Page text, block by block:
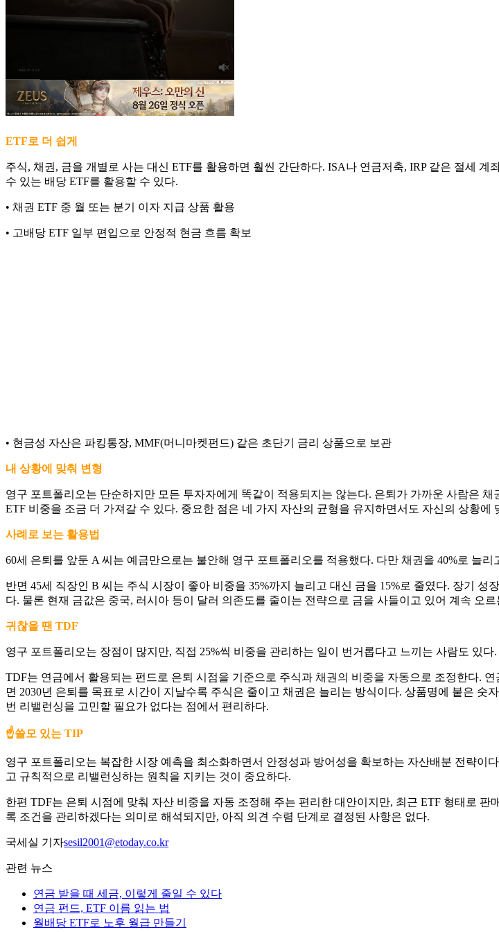
ETF로 더 쉽게
주식, 채권, 금을 개별로 사는 대신 ETF를 활용하면 훨씬 간단하다. ISA나 연금저축, IRP 같은 절세
수 있는 배당 ETF를 활용할 수 있다.
• 채권 ETF 중 월 또는 분기 이자 지급 상품 활용
• 고배당 ETF 일부 편입으로 안정적 현금 흐름 확보
• 현금성 자산은 파킹통장, MMF(머니마켓펀드) 같은 초단기 금리 상품으로 보관
내 상황에 맞춰 변형
영구 포트폴리오는 단순하지만 모든 투자자에게 똑같이 적용되지는 않는다. 은퇴가 가까운 사람은
ETF 비중을 조금 더 가져갈 수 있다. 중요한 점은 네 가지 자산의 균형을 유지하면서도 자신의 상황에
사례로 보는 활용법
60세 은퇴를 앞둔 A 씨는 예금만으로는 불안해 영구 포트폴리오를 적용했다. 다만 채권을 40%로 늘
반면 45세 직장인 B 씨는 주식 시장이 좋아 비중을 35%까지 늘리고 대신 금을 15%로 줄였다. 장기
다. 물론 현재 금값은 중국, 러시아 등이 달러 의존도를 줄이는 전략으로 금을 사들이고 있어 계속 오
귀찮을 땐 TDF
영구 포트폴리오는 장점이 많지만, 직접 25%씩 비중을 관리하는 일이 번거롭다고 느끼는 사람도 있
TDF는 연금에서 활용되는 펀드로 은퇴 시점을 기준으로 주식과 채권의 비중을 자동으로 조정한다.
면 2030년 은퇴를 목표로 시간이 지날수록 주식은 줄이고 채권은 늘리는 방식이다. 상품명에 붙은
번 리밸런싱을 고민할 필요가 없다는 점에서 편리하다.
☝️쓸모 있는 TIP
영구 포트폴리오는 복잡한 시장 예측을 최소화하면서 안정성과 방어성을 확보하는 자산배분 전략
고 규칙적으로 리밸런싱하는 원칙을 지키는 것이 중요하다.
한편 TDF는 은퇴 시점에 맞춰 자산 비중을 자동 조정해 주는 편리한 대안이지만, 최근 ETF 형태로
록 조건을 관리하겠다는 의미로 해석되지만, 아직 의견 수렴 단계로 결정된 사항은 없다.
국세실 기자sesil2001@etoday.co.kr
관련 뉴스
연금 받을 때 세금, 이렇게 줄일 수 있다
연금 펀드, ETF 이름 읽는 법
월배당 ETF로 노후 월급 만들기